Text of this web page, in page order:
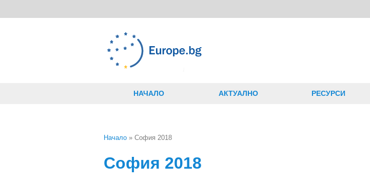
НАЧАЛО АКТУАЛНО РЕСУРСИ
Начало » София 2018
София 2018